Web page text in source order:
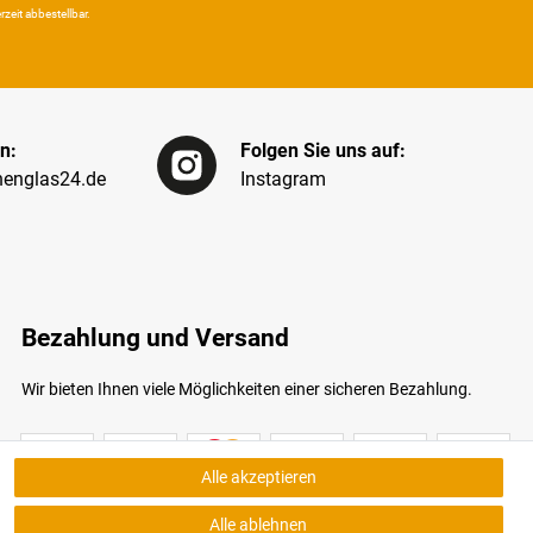
ab­bestel­lbar.
Folgen Sie uns auf:
Instagram
Bezahlung und Versand
Wir bieten Ihnen viele Möglichkeiten einer sicheren Bezahlung.
Alle akzeptieren
Alle ablehnen